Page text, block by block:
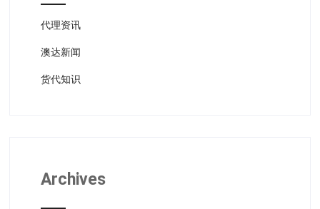
代理资讯
澳达新闻
货代知识
Archives